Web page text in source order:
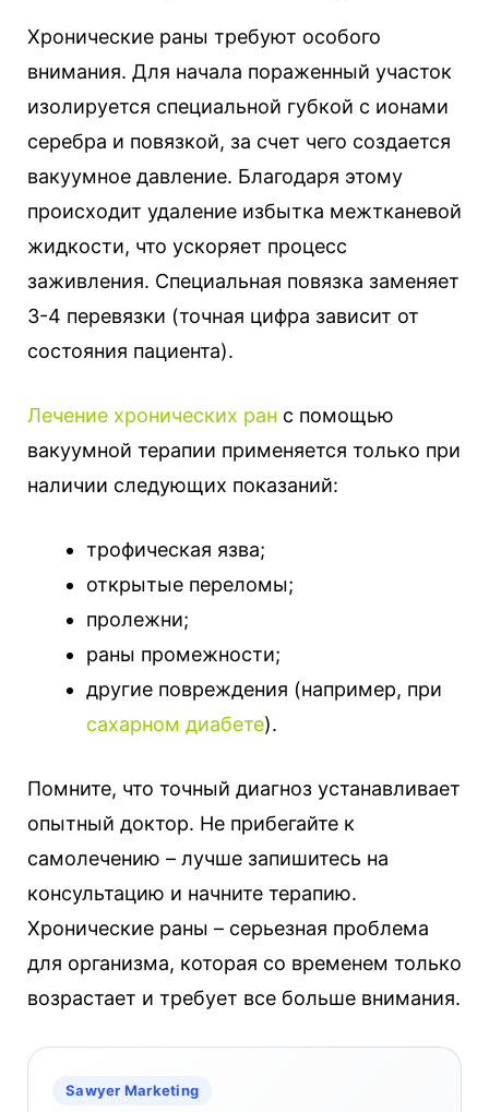
Хронические раны требуют особого
внимания. Для начала пораженный участок
изолируется специальной губкой с ионами
серебра и повязкой, за счет чего создается
вакуумное давление. Благодаря этому
происходит удаление избытка межтканевой
жидкости, что ускоряет процесс
заживления. Специальная повязка заменяет
3-4 перевязки (точная цифра зависит от
состояния пациента).
Лечение хронических ран с помощью
вакуумной терапии применяется только при
наличии следующих показаний:
трофическая язва;
открытые переломы;
пролежни;
раны промежности;
другие повреждения (например, при
сахарном диабете).
Помните, что точный диагноз устанавливает
опытный доктор. Не прибегайте к
самолечению – лучше запишитесь на
консультацию и начните терапию.
Хронические раны – серьезная проблема
для организма, которая со временем только
возрастает и требует все больше внимания.
Sawyer Marketing